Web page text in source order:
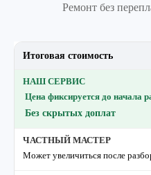
Ремонт без
Итоговая стоимость
Цена фиксируется до начала
Без скрытых доплат
Может увеличиться после